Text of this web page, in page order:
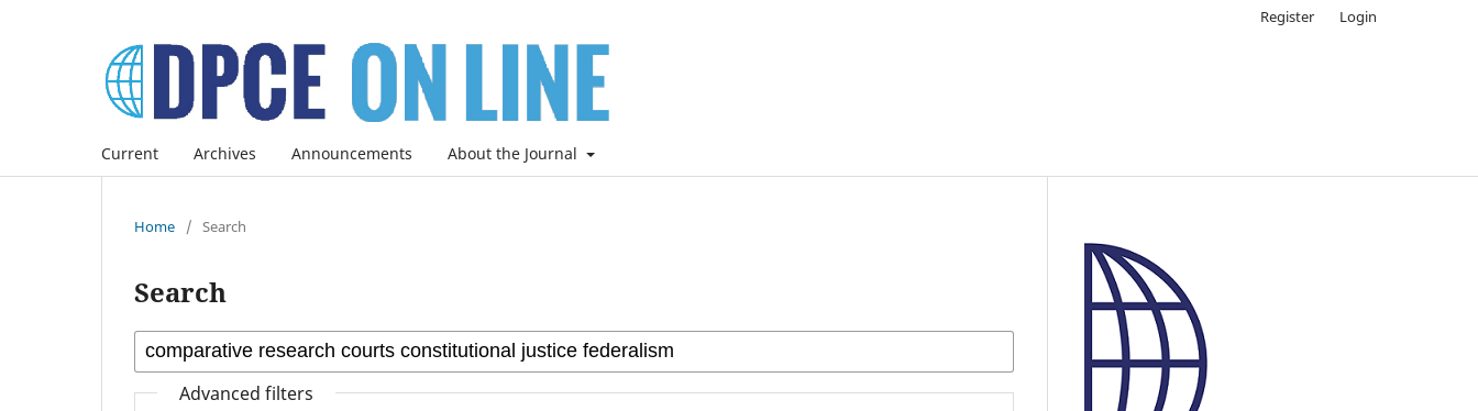
Current Archives Announcements About the Journal
Register Login
Home / Search
Search
Advanced filters